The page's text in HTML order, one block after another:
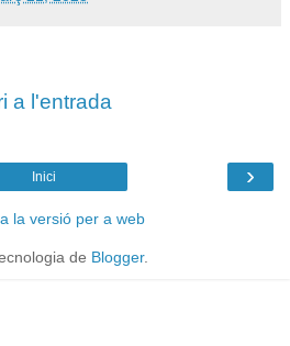
a l'entrada
›
Inici
la versió per a web
de Blogger.